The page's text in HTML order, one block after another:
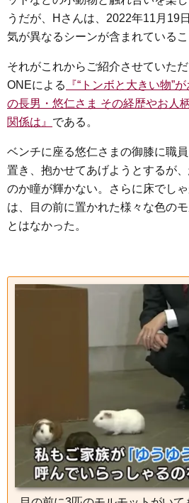
うだが、Hさんは、2022年11月19
気が異なるシーンが含まれている
それがこれからご紹介させていた
ONEによる
『“トンボと大きい物”
の長男・悠仁さま その経歴やお人
関係は』 である。
ベンチに座る悠仁さまの御膝に職
置き、抱かせてあげようとするが
のか瞳が輝かない。さらに床でし
は、目の前に置かれた様々な色の
とはなかった。